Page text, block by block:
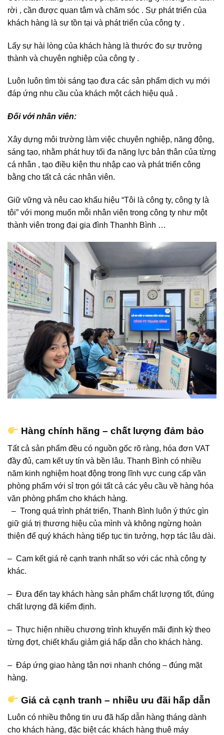
rời , cần được quan tâm và chăm sóc . Sự phát triển của
khách hàng là sự tồn tại và phát triển của công ty .
Lấy sự hài lòng của khách hàng là thước đo sự trưởng
thành và chuyên nghiệp của công ty .
Luôn luôn tìm tòi sáng tạo đưa các sản phẩm dịch vụ mới
đáp ứng nhu cầu của khách một cách hiệu quả .
Đối với nhân viên:
Xây dựng môi trường làm việc chuyên nghiệp, năng động,
sáng tạo, nhằm phát huy tối đa năng lực bản thân của từng
cá nhân , tạo điều kiện thu nhập cao và phát triển công
bằng cho tất cả các nhân viên.
Giữ vững và nêu cao khẩu hiệu “Tôi là công ty, công ty là
tôi” với mong muốn mỗi nhân viên trong công ty như một
thành viên trong đại gia đình Thanhh Bình …
Hàng chính hãng – chất lượng đảm bảo
Tất cả sản phẩm đều có nguồn gốc rõ ràng, hóa đơn VAT
đầy đủ, cam kết uy tín và bền lâu. Thanh Bình có nhiều
năm kinh nghiệm hoạt động trong lĩnh vực cung cấp văn
phòng phẩm với sỉ trọn gói tất cả các yêu cầu về hàng hóa
văn phòng phẩm cho khách hàng.
– Trong quá trình phát triển, Thanh Bình luôn ý thức gìn
giữ giá trị thương hiệu của mình và không ngừng hoàn
thiện để quý khách hàng tiếp tục tin tưởng, hợp tác lâu dài.
– Cam kết giá rẻ cạnh tranh nhất so với các nhà công ty
khác.
– Đưa đến tay khách hàng sản phẩm chất lượng tốt, đúng
chất lượng đã kiểm định.
– Thực hiện nhiều chương trình khuyến mãi định kỳ theo
từng đợt, chiết khấu giảm giá hấp dẫn cho khách hàng.
– Đáp ứng giao hàng tận nơi nhanh chóng – đúng mặt
hàng.
Giá cả cạnh tranh – nhiều ưu đãi hấp dẫn
Luôn có nhiều thông tin ưu đã hấp dẫn hàng tháng dành
cho khách hàng, đặc biệt các khách hàng thuê máy